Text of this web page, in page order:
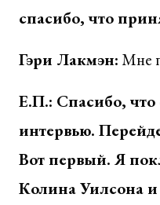
спасибо, что
Гэри Лакмэн:Мне
Е.П.: Спасибо, что
интервью.
Вот первый. Я
Колина Уилсона и